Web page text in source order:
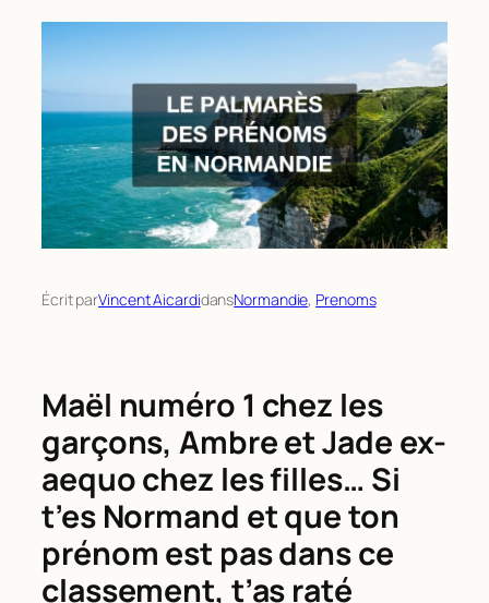
Écrit parVincent AicardidansNormandie, Prenoms
Maël numéro 1 chez les
garçons, Ambre et Jade ex-
aequo chez les filles… Si
t’es Normand et que ton
prénom est pas dans ce
classement, t’as raté